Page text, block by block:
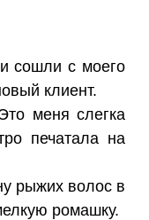
сошли с моего
клиент.
меня слегка
печатала на
рыжих волос в
ромашку.